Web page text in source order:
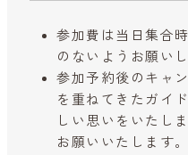
参加費は当日集合
のないようお願いし
参加予約後のキャ
を重ねてきたガイ
しい思いをいたし
お願いいたします。